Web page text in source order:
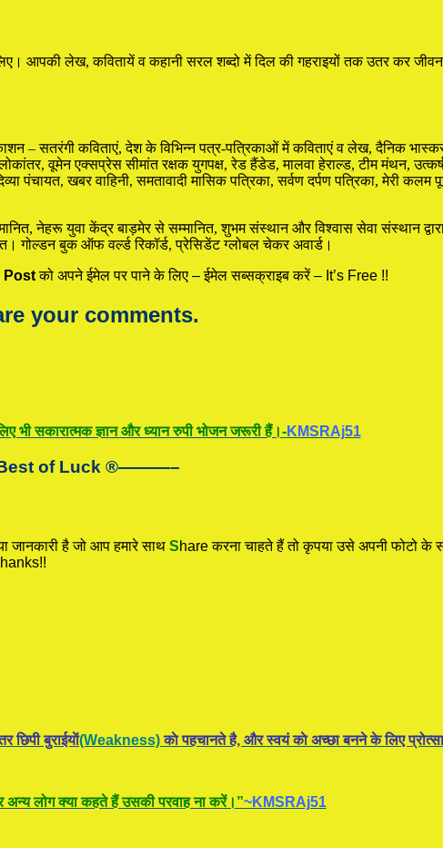
आपकी लेख, कवितायें व कहानी सरल शब्दो में दिल की गहराइयों तक उतर कर जीवन
– सतरंगी कविताएं, देश के विभिन्न पत्र-पत्रिकाओं में कविताएं व लेख, दैनिक
वूमेन एक्सप्रेस सीमांत रक्षक युगपक्ष, रेड हैंडेड, मालवा हेराल्ड, टीम मंथन,
पंचायत, खबर वाहिनी, समतावादी मासिक पत्रिका, सर्वण दर्पण पत्रिका, मेरी कलम
नेहरू युवा केंद्र बाड़मेर से सम्मानित, शुभम संस्थान और विश्वास सेवा संस्थान द्वारा
गोल्डन बुक ऑफ वर्ल्ड रिकॉर्ड, प्रेसिडेंट ग्लोबल चेकर अवार्ड।
Postको अपने ईमेल पर पाने के लिए – ईमेल सब्सक्राइब करें – It’s Free !!
your comments.
भी सकारात्मक ज्ञान और ध्यान रुपी भोजन जरूरी हैं।-KMSRAj51
of Luck ®———–
जानकारी है जो आप हमारे साथ Share करना चाहते हैं तो कृपया उसे अपनी फोटो के
छिपी बुराईयाें(Weakness)काे पहचानते है, और स्वयं काे अच्छा बनने के लिए
लोग क्या कहते हैं उसकी परवाह ना करें।”~KMSRAj51